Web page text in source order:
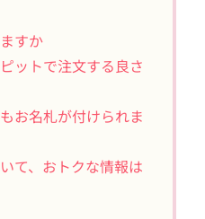
すか
ットで注文する良さ
お名札が付けられま
て、おトクな情報は